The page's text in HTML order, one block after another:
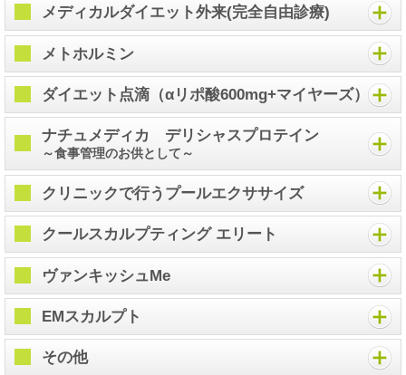
メディカルダイエット外来(完全自由診療)
メトホルミン
ダイエット点滴（αリポ酸600mg+マイヤーズ）
ナチュメディカ デリシャスプロテイン
～食事管理のお供として～
クリニックで行うプールエクササイズ
クールスカルプティング エリート
ヴァンキッシュMe
EMスカルプト
その他